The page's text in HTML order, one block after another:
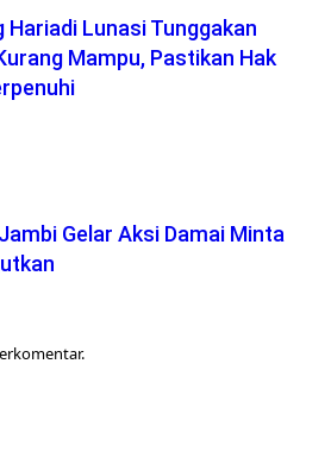
Hariadi Lunasi Tunggakan
Mampu, Pastikan Hak
Gelar Aksi Damai Minta